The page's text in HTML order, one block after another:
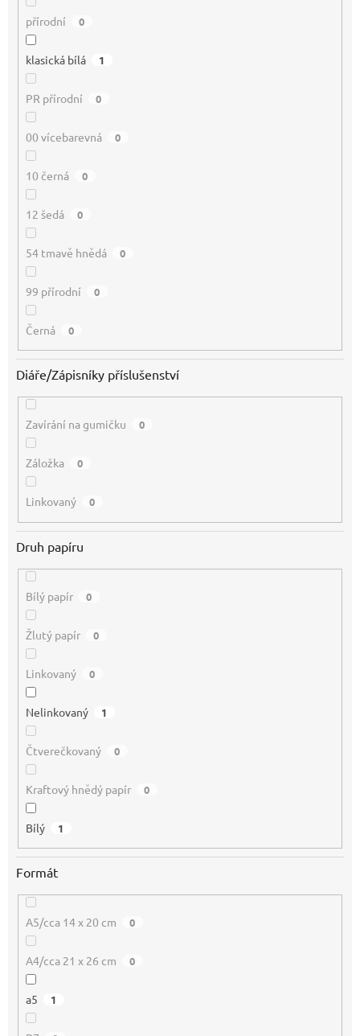
přírodní 0
klasická bílá 1
PR přírodní 0
00 vícebarevná 0
10 černá 0
12 šedá 0
54 tmavě hnědá 0
99 přírodní 0
Černá 0
Diáře/Zápisníky příslušenství
Zavírání na gumičku 0
Záložka 0
Linkovaný 0
Druh papíru
Bílý papír 0
Žlutý papír 0
Linkovaný 0
Nelinkovaný 1
Čtverečkovaný 0
Kraftový hnědý papír 0
Bílý 1
Formát
A5/cca 14 x 20 cm 0
A4/cca 21 x 26 cm 0
a5 1